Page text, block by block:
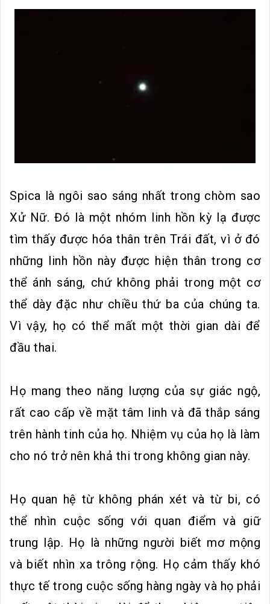
Spica là ngôi sao sáng nhất trong chòm sao
Xử Nữ. Đó là một nhóm linh hồn kỳ lạ được
tìm thấy được hóa thân trên Trái đất, vì ở đó
những linh hồn này được hiện thân trong cơ
thể ánh sáng, chứ không phải trong một cơ
thể dày đặc như chiều thứ ba của chúng ta.
Vì vậy, họ có thể mất một thời gian dài để
đầu thai.
Họ mang theo năng lượng của sự giác ngộ,
rất cao cấp về mặt tâm linh và đã thắp sáng
trên hành tinh của họ. Nhiệm vụ của họ là làm
cho nó trở nên khả thi trong không gian này.
Họ quan hệ từ không phán xét và từ bi, có
thể nhìn cuộc sống với quan điểm và giữ
trung lập. Họ là những người biết mơ mộng
và biết nhìn xa trông rộng. Họ cảm thấy khó
thực tế trong cuộc sống hàng ngày và họ phải